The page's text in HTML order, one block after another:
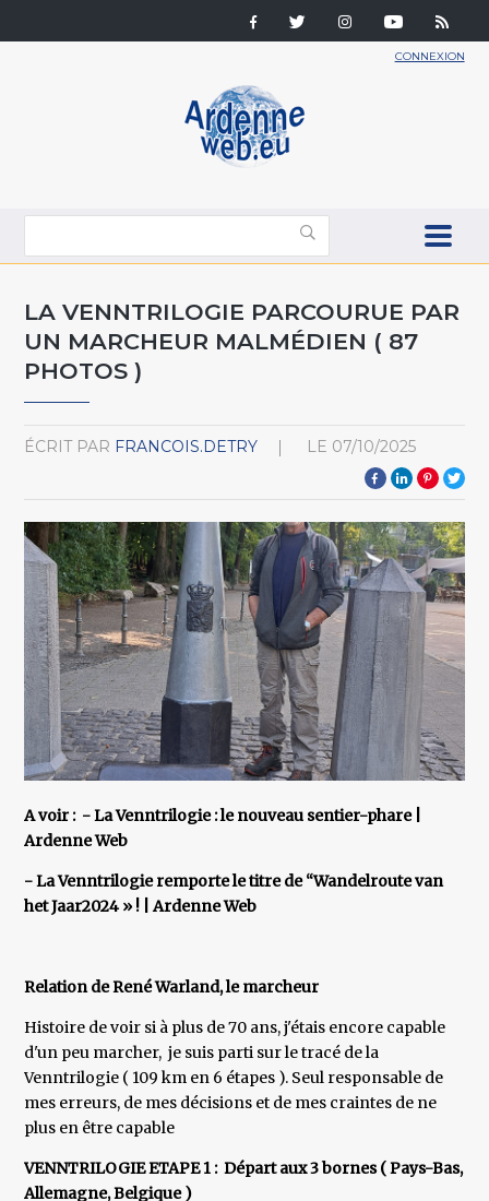
CONNEXION
LA VENNTRILOGIE PARCOURUE PAR
UN MARCHEUR MALMÉDIEN ( 87
PHOTOS )
ÉCRIT PAR FRANCOIS.DETRY LE 07/10/2025
A voir : - La Venntrilogie : le nouveau sentier-phare |
Ardenne Web
- La Venntrilogie remporte le titre de “Wandelroute van
het Jaar2024 » ! | Ardenne Web
Relation de René Warland, le marcheur
Histoire de voir si à plus de 70 ans, j'étais encore capable
d'un peu marcher, je suis parti sur le tracé de la
Venntrilogie ( 109 km en 6 étapes ). Seul responsable de
mes erreurs, de mes décisions et de mes craintes de ne
plus en être capable
VENNTRILOGIE ETAPE 1 : Départ aux 3 bornes ( Pays-Bas,
Allemagne, Belgique )